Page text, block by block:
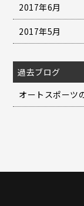
2017年6月
2017年5月
過去ブログ
オートスポーツ